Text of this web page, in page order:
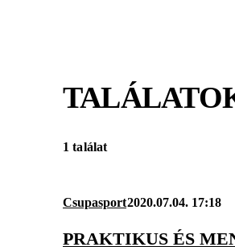
1 találat
Csupasport2020.07.04. 17:18
PRAKTIKUS ÉS